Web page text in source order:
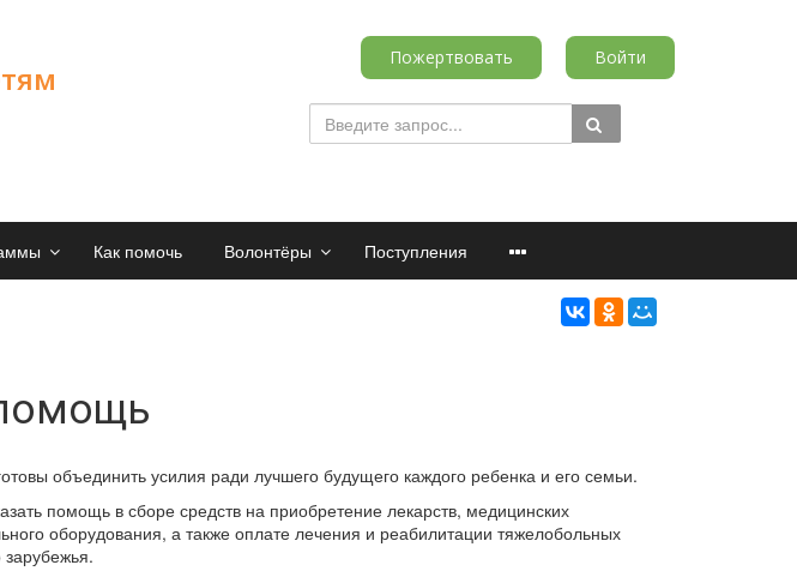
Пожертвовать Войти
Как помочь Волонтёры Поступления
объединить усилия ради лучшего будущего каждого ребенка и его семьи.
помощь в сборе средств на приобретение лекарств, медицинских
оборудования, а также оплате лечения и реабилитации тяжелобольных